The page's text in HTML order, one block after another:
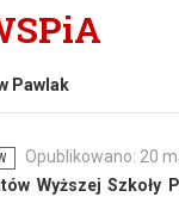
Pawlak
Opublikowano: 20
Wyższej Szkoły